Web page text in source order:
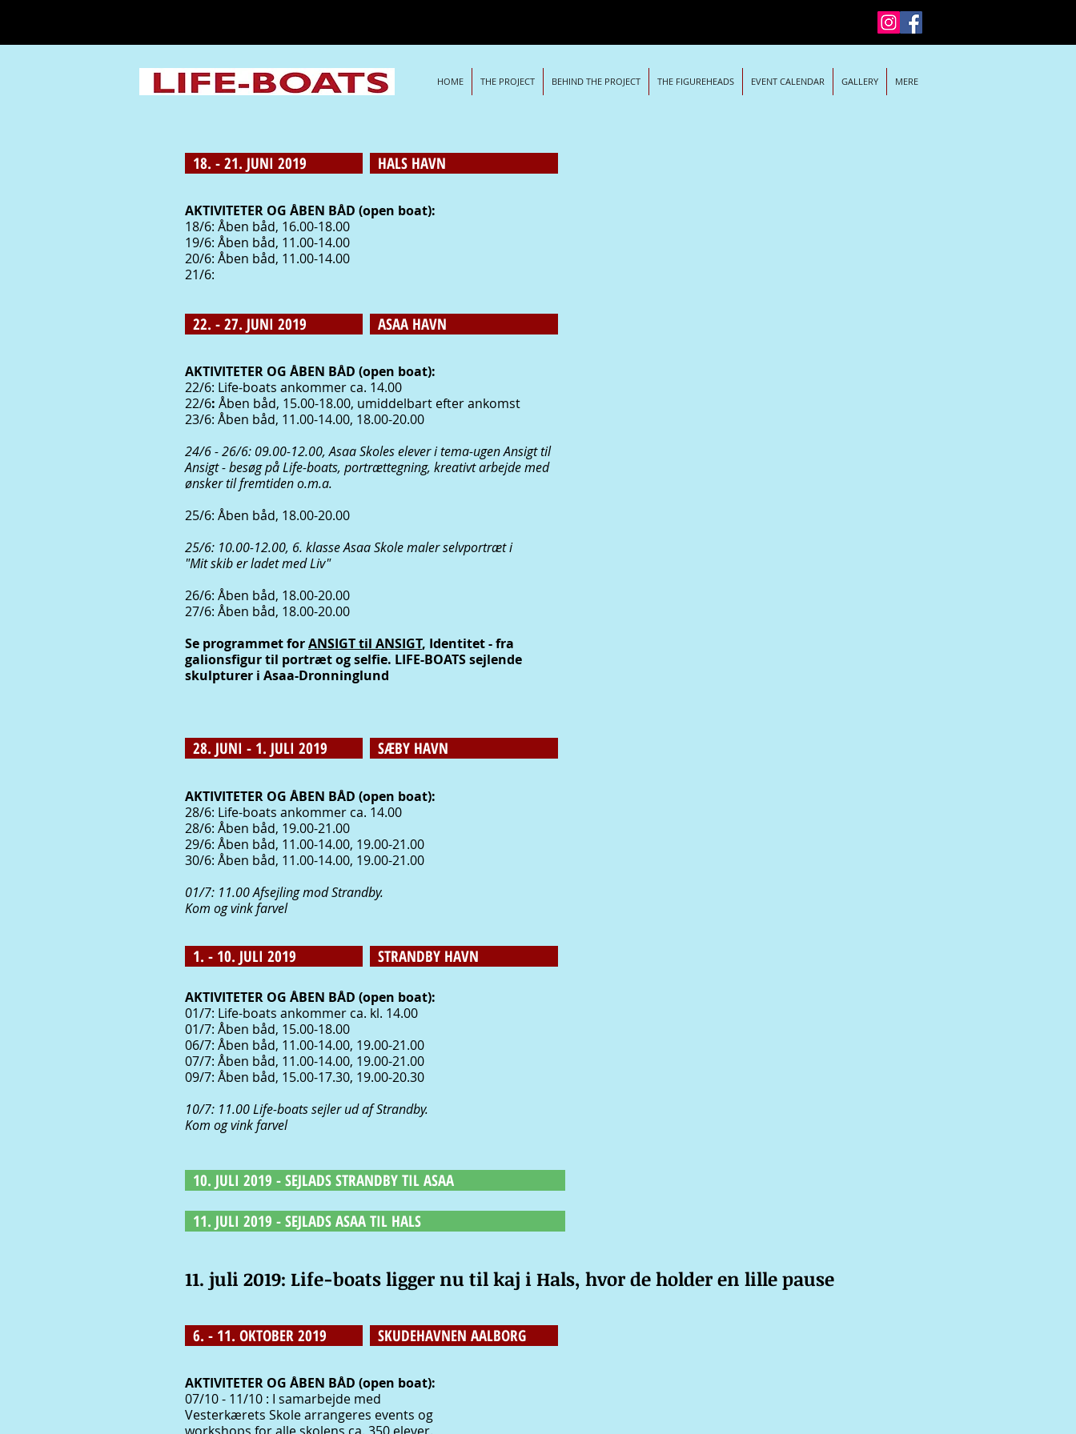
HOME THE PROJECT BEHIND THE PROJECT THE FIGUREHEADS EVENT CALENDAR GALLERY MERE
18. - 21. JUNI 2019 HALS HAVN
AKTIVITETER OG ÅBEN BÅD (open boat):
18/6: Åben båd, 16.00-18.00
19/6: Åben båd, 11.00-14.00
20/6: Åben båd, 11.00-14.00
21/6:
22. - 27. JUNI 2019 ASAA HAVN
AKTIVITETER OG ÅBEN BÅD (open boat):
22/6: Life-boats ankommer ca. 14.00
22/6: Åben båd, 15.00-18.00, umiddelbart efter ankomst
23/6: Åben båd, 11.00-14.00, 18.00-20.00
24/6 - 26/6: 09.00-12.00, Asaa Skoles elever i tema-ugen Ansigt til
Ansigt - besøg på Life-boats, portrættegning, kreativt arbejde med
ønsker til fremtiden o.m.a.
25/6: Åben båd, 18.00-20.00
25/6: 10.00-12.00, 6. klasse Asaa Skole maler selvportræt i
"Mit skib er ladet med Liv"
26/6: Åben båd, 18.00-20.00
27/6: Åben båd, 18.00-20.00
Se programmet forANSIGT til ANSIGT, Identitet - fra
galionsfigur til portræt og selfie. LIFE-BOATS sejlende
skulpturer i Asaa-Dronninglund
28. JUNI - 1. JULI 2019 SÆBY HAVN
AKTIVITETER OG ÅBEN BÅD (open boat):
28/6: Life-boats ankommer ca. 14.00
28/6: Åben båd, 19.00-21.00
29/6: Åben båd, 11.00-14.00, 19.00-21.00
30/6: Åben båd, 11.00-14.00, 19.00-21.00
01/7: 11.00 Afsejling mod Strandby.
Kom og vink farvel
1. - 10. JULI 2019 STRANDBY HAVN
AKTIVITETER OG ÅBEN BÅD (open boat):
01/7: Life-boats ankommer ca. kl. 14.00
01/7: Åben båd, 15.00-18.00
06/7: Åben båd, 11.00-14.00, 19.00-21.00
07/7: Åben båd, 11.00-14.00, 19.00-21.00
09/7: Åben båd, 15.00-17.30, 19.00-20.30
10/7: 11.00 Life-boats sejler ud af Strandby.
Kom og vink farvel
10. JULI 2019 - SEJLADS STRANDBY TIL ASAA
11. JULI 2019 - SEJLADS ASAA TIL HALS
11. juli 2019: Life-boats ligger nu til kaj i Hals, hvor de holder en lille pause
6. - 11. OKTOBER 2019 SKUDEHAVNEN AALBORG
AKTIVITETER OG ÅBEN BÅD (open boat):
07/10 - 11/10 : I samarbejde med
Vesterkærets Skole arrangeres events og